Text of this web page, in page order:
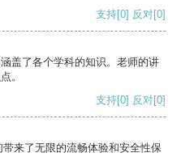
支持[0] 反对[0]
盖了各个学科的知识。老师的讲
。
支持[0] 反对[0]
来了无限的流畅体验和安全性保